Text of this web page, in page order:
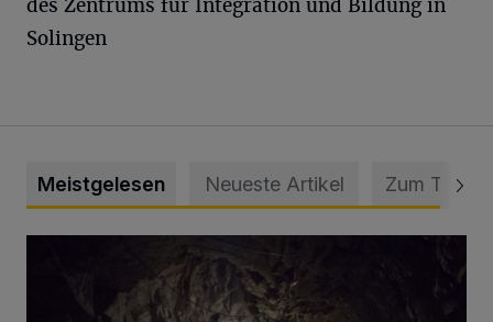
des Zentrums für Integration und Bildung in
Solingen
Meistgelesen Neueste Artikel Zum Thema